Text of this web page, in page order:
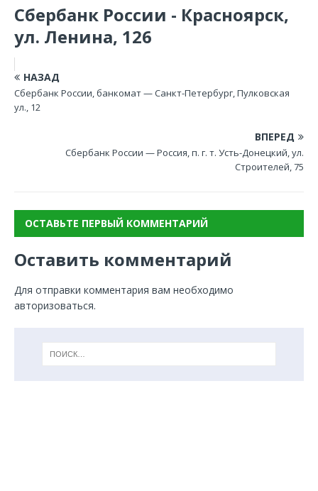
Сбербанк России - Красноярск,
ул. Ленина, 126
НАЗАД
Сбербанк России, банкомат — Санкт-Петербург, Пулковская
ул., 12
ВПЕРЕД
Сбербанк России — Россия, п. г. т. Усть-Донецкий, ул.
Строителей, 75
ОСТАВЬТЕ ПЕРВЫЙ КОММЕНТАРИЙ
Оставить комментарий
Для отправки комментария вам необходимо
авторизоваться.